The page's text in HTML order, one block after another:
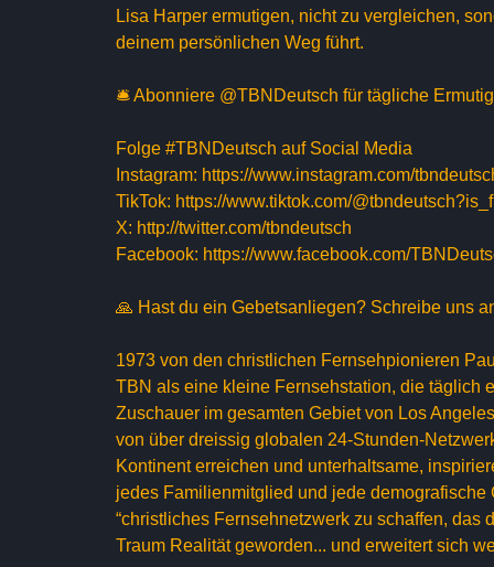
Lisa Harper ermutigen, nicht zu vergleichen,
deinem persönlichen Weg führt.
🛎 Abonniere @TBNDeutsch für tägliche
Folge #TBNDeutsch auf Social Media
Instagram: https://www.instagram.com/
TikTok: https://www.tiktok.com/
X: http://twitter.com/tbndeutsch
Facebook: https://www.facebook.com/
🙏 Hast du ein Gebetsanliegen? Schreibe uns
1973 von den christlichen Fernsehpionieren
TBN als eine kleine Fernsehstation, die täglich
Zuschauer im gesamten Gebiet von Los
von über dreissig globalen 24-Stunden-
Kontinent erreichen und unterhaltsame,
jedes Familienmitglied und jede
“christliches Fernsehnetzwerk zu schaffen, das
Traum Realität geworden... und erweitert sich